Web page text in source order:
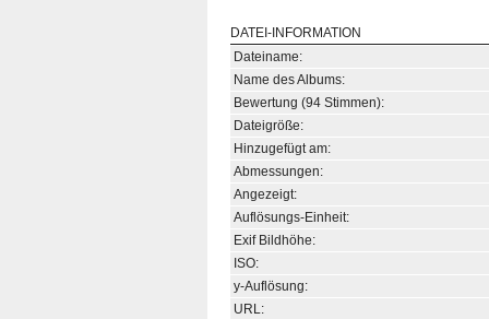
DATEI-INFORMATION
Dateiname:
Name des Albums:
Bewertung (94 Stimmen):
Dateigröße:
Hinzugefügt am:
Abmessungen:
Angezeigt:
Auflösungs-Einheit:
Exif Bildhöhe:
ISO:
y-Auflösung:
URL: